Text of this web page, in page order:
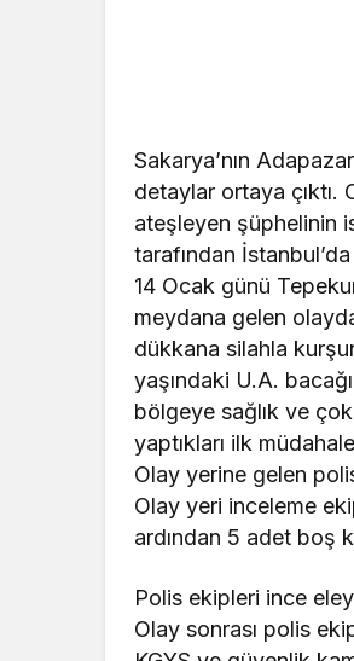
Sakarya’nın
detaylar ortaya çıktı.
ateşleyen şüphelinin
tarafından
14 Ocak günü
meydana gelen
dükkana silahla
yaşındaki U.A.
bölgeye sağlık ve
yaptıkları ilk
Olay yerine gelen
Olay yeri inceleme
ardından 5 adet boş
Polis ekipleri ince
Olay sonrası polis